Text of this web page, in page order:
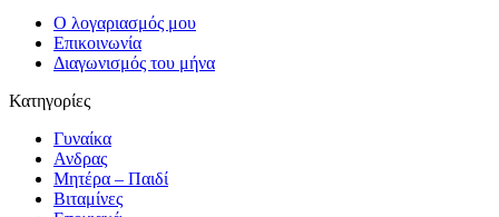
Ο λογαριασμός μου
Επικοινωνία
Διαγωνισμός του μήνα
Κατηγορίες
Γυναίκα
Ανδρας
Μητέρα – Παιδί
Βιταμίνες